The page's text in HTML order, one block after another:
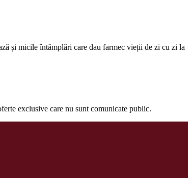
și micile întâmplări care dau farmec vieții de zi cu zi la
exclusive care nu sunt comunicate public.